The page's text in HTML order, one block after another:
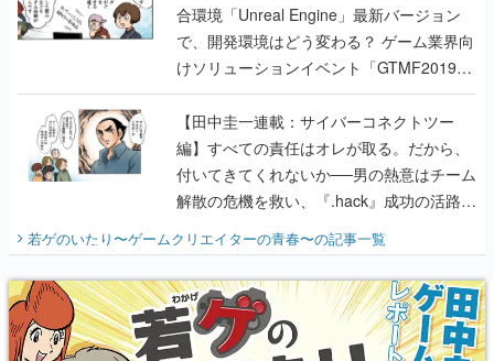
合環境「Unreal Engine」最新バージョン
で、開発環境はどう変わる？ ゲーム業界向
けソリューションイベント「GTMF2019」
に行って、より理解を深めよう【PR】
【田中圭一連載：サイバーコネクトツー
編】すべての責任はオレが取る。だから、
付いてきてくれないか──男の熱意はチーム
解散の危機を救い、『.hack』成功の活路を
『少年ジャンプ』色だった【若ゲのいた
り】
若ゲのいたり〜ゲームクリエイターの青春〜の記事一覧